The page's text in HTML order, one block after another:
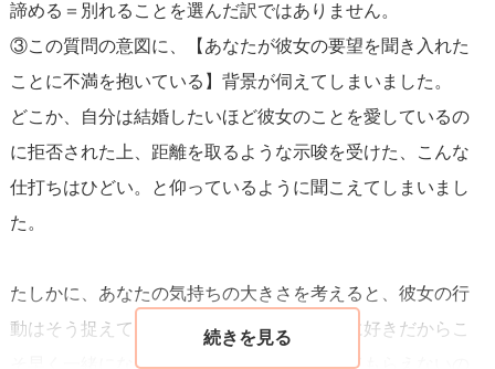
話すルール（「今は頭が回らないからあとで話してい
い？」など）を提案してみてください。伝え方の例として
は、「結婚のことは重荷にさせたくなかった。君と将来の
話をちゃんとしたいから、まずは会う頻度や生活のバラン
スを調整してもらえないかな。性格の部分は直していきた
いし努力するよ」といった、責任感と配慮を示す表現が有
効です。双方がルールを決め、定期的に振り返る場（例え
対等な関係性に近づけるはずです。少し時間と行動で信頼
を積み重ねる余地はあるので、焦らず取り組めることを願
諦める＝別れることを選んだ訳ではありません。
③この質問の意図に、【あなたが彼女の要望を聞き入れた
ことに不満を抱いている】背景が伺えてしまいました。
どこか、自分は結婚したいほど彼女のことを愛しているの
に拒否された上、距離を取るような示唆を受けた、こんな
仕打ちはひどい。と仰っているように聞こえてしまいまし
た。
たしかに、あなたの気持ちの大きさを考えると、彼女の行
動はそう捉えてしまいがちです。「こんなに好きだからこ
そ早く一緒になりたいのにどうしてわかってもらえないの